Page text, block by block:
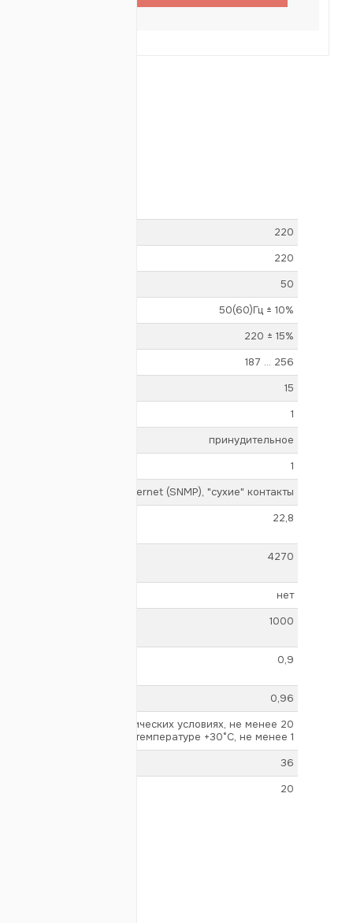
220
220
50
50(60)Гц ± 10%
220 ± 15%
187 ... 256
15
1
принудительное
1
RS-485 (Modbus), Ethernet (SNMP), "сухие" контакты
22,8
4270
нет
1000
0,9
0,96
в нормальных климатических условиях, не менее 20
при влажности 95% и температуре +30°С, не менее 1
36
20